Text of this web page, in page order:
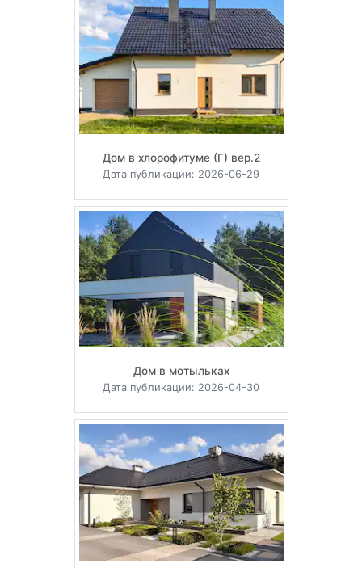
Дом в хлорофитуме (Г) вер.2
Дата публикации: 2026-06-29
Дом в мотыльках
Дата публикации: 2026-04-30